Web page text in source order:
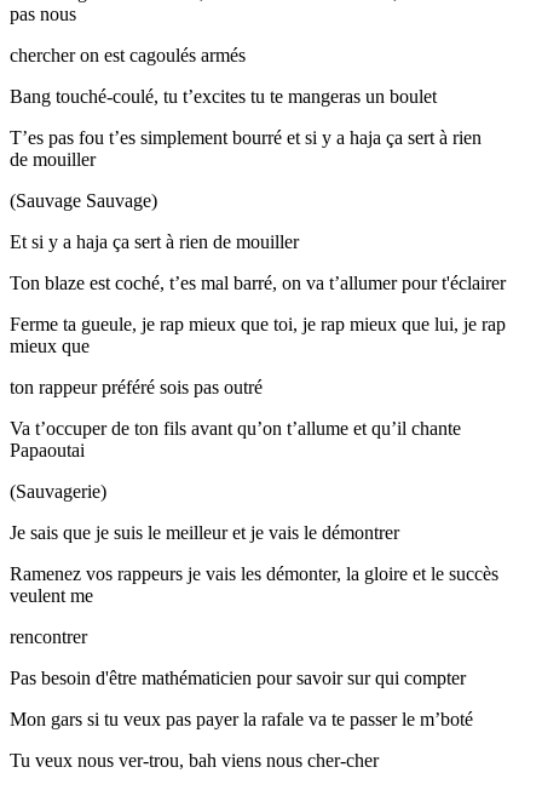
pas nous
chercher on est cagoulés armés
Bang touché-coulé, tu t’excites tu te mangeras un boulet
T’es pas fou t’es simplement bourré et si y a haja ça sert à rien
de mouiller
(Sauvage Sauvage)
Et si y a haja ça sert à rien de mouiller
Ton blaze est coché, t’es mal barré, on va t’allumer pour t'éclairer
Ferme ta gueule, je rap mieux que toi, je rap mieux que lui, je rap
mieux que
ton rappeur préféré sois pas outré
Va t’occuper de ton fils avant qu’on t’allume et qu’il chante
Papaoutai
(Sauvagerie)
Je sais que je suis le meilleur et je vais le démontrer
Ramenez vos rappeurs je vais les démonter, la gloire et le succès
veulent me
rencontrer
Pas besoin d'être mathématicien pour savoir sur qui compter
Mon gars si tu veux pas payer la rafale va te passer le m’boté
Tu veux nous ver-trou, bah viens nous cher-cher